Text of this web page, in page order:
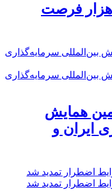
تعاونی‌های همدان ۱۹ هزار فرصت
همایش
ایران و